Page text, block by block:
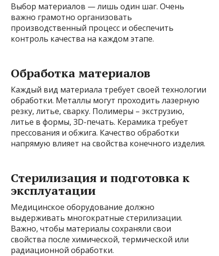
Выбор материалов — лишь один шаг. Очень
важно грамотно организовать
производственный процесс и обеспечить
контроль качества на каждом этапе.
Обработка материалов
Каждый вид материала требует своей технологии
обработки. Металлы могут проходить лазерную
резку, литье, сварку. Полимеры – экструзию,
литье в формы, 3D-печать. Керамика требует
прессования и обжига. Качество обработки
напрямую влияет на свойства конечного изделия.
Стерилизация и подготовка к
эксплуатации
Медицинское оборудование должно
выдерживать многократные стерилизации.
Важно, чтобы материалы сохраняли свои
свойства после химической, термической или
радиационной обработки.